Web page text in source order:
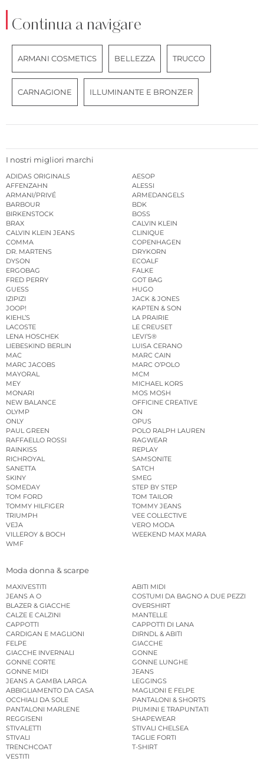
Continua a navigare
ARMANI COSMETICS BELLEZZA TRUCCO
CARNAGIONE ILLUMINANTE E BRONZER
I nostri migliori marchi
ADIDAS ORIGINALS
AESOP
AFFENZAHN
ALESSI
ARMANI/PRIVÉ
ARMEDANGELS
BARBOUR
BDK
BIRKENSTOCK
BOSS
BRAX
CALVIN KLEIN
CALVIN KLEIN JEANS
CLINIQUE
COMMA
COPENHAGEN
DR. MARTENS
DRYKORN
DYSON
ECOALF
ERGOBAG
FALKE
FRED PERRY
GOT BAG
GUESS
HUGO
IZIPIZI
JACK & JONES
JOOP!
KAPTEN & SON
KIEHL’S
LA PRAIRIE
LACOSTE
LE CREUSET
LENA HOSCHEK
LEVI’S®
LIEBESKIND BERLIN
LUISA CERANO
MAC
MARC CAIN
MARC JACOBS
MARC O’POLO
MAYORAL
MCM
MEY
MICHAEL KORS
MONARI
MOS MOSH
NEW BALANCE
OFFICINE CREATIVE
OLYMP
ON
ONLY
OPUS
PAUL GREEN
POLO RALPH LAUREN
RAFFAELLO ROSSI
RAGWEAR
RAINKISS
REPLAY
RICHROYAL
SAMSONITE
SANETTA
SATCH
SKINY
SMEG
SOMEDAY
STEP BY STEP
TOM FORD
TOM TAILOR
TOMMY HILFIGER
TOMMY JEANS
TRIUMPH
VEE COLLECTIVE
VEJA
VERO MODA
VILLEROY & BOCH
WEEKEND MAX MARA
WMF
Moda donna & scarpe
MAXIVESTITI
ABITI MIDI
JEANS A O
COSTUMI DA BAGNO A DUE PEZZI
BLAZER & GIACCHE
OVERSHIRT
CALZE E CALZINI
MANTELLE
CAPPOTTI
CAPPOTTI DI LANA
CARDIGAN E MAGLIONI
DIRNDL & ABITI
FELPE
GIACCHE
GIACCHE INVERNALI
GONNE
GONNE CORTE
GONNE LUNGHE
GONNE MIDI
JEANS
JEANS A GAMBA LARGA
LEGGINGS
ABBIGLIAMENTO DA CASA
MAGLIONI E FELPE
OCCHIALI DA SOLE
PANTALONI & SHORTS
PANTALONI MARLENE
PIUMINI E TRAPUNTATI
REGGISENI
SHAPEWEAR
STIVALETTI
STIVALI CHELSEA
STIVALI
TAGLIE FORTI
TRENCHCOAT
T-SHIRT
VESTITI